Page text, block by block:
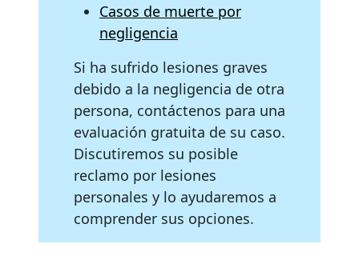
Casos de muerte por
negligencia
Si ha sufrido lesiones graves
debido a la negligencia de otra
persona, contáctenos para una
evaluación gratuita de su caso.
Discutiremos su posible
reclamo por lesiones
personales y lo ayudaremos a
comprender sus opciones.